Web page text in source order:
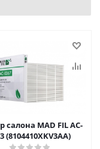
MAD FIL AC-
(8104410XKV3AA)